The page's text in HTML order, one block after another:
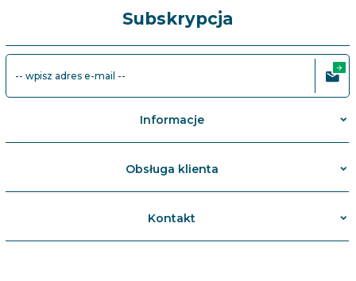
Subskrypcja
-- wpisz adres e-mail --
Informacje
Obsługa klienta
Kontakt